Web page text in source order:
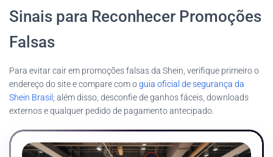
Sinais para Reconhecer Promoções
Falsas
Para evitar cair em promoções falsas da Shein, verifique primeiro o
endereço do site e compare com oguia oficial de segurança da
Shein Brasil ; além disso, desconfie de ganhos fáceis, downloads
externos e qualquer pedido de pagamento antecipado.